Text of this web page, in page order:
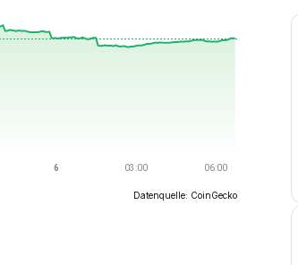
Datenquelle: CoinGecko